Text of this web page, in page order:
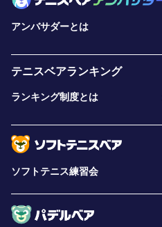
アンバサダーとは
テニスベアランキング
ランキング制度とは
ソフトテニス練習会